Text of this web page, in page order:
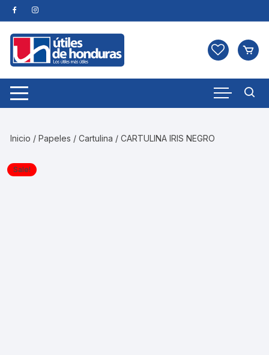
Skip
to
content
Inicio /Papeles /Cartulina / CARTULINA IRIS NEGRO
Sale!